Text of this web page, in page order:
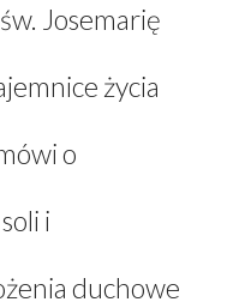
Josemarię
życia
o
i
duchowe